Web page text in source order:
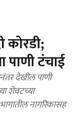
पाणी टंचाई
देखील पाणी
शेवटच्या
नागरिकासह